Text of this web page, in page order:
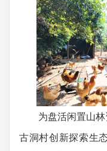
为盘活闲置山林
古洞村创新探索生